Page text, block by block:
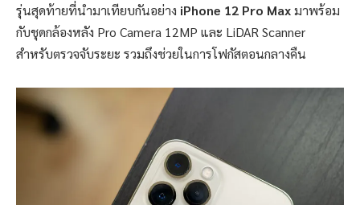
รุ่นสุดท้ายที่นำมาเทียบกันอย่าง iPhone 12 Pro Maxมาพร้อม
กับชุดกล้องหลัง Pro Camera 12MP และ LiDAR Scanner
สำหรับตรวจจับระยะ รวมถึงช่วยในการโฟกัสตอนกลางคืน